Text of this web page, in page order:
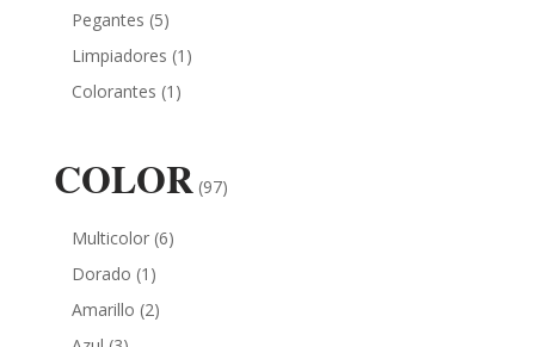
Pegantes (5)
Limpiadores (1)
Colorantes (1)
COLOR (97)
Multicolor (6)
Dorado (1)
Amarillo (2)